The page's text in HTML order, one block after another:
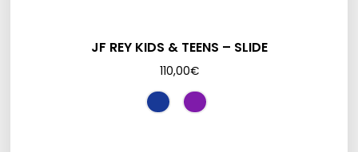
JF REY KIDS & TEENS – SLIDE
110,00€